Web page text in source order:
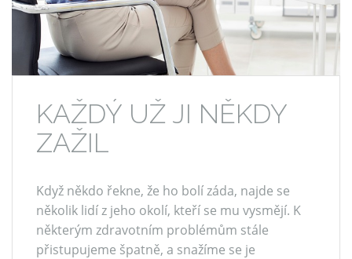
KAŽDÝ UŽ JI NĚKDY
ZAŽIL
Když někdo řekne, že ho bolí záda, najde se
několik lidí z jeho okolí, kteří se mu vysmějí. K
některým zdravotním problémům stále
přistupujeme špatně, a snažíme se je